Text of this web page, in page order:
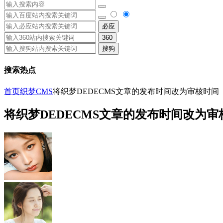
必应
360
搜狗
搜索热点
首页织梦CMS将织梦DEDECMS文章的发布时间改为审核时间
将织梦DEDECMS文章的发布时间改为审